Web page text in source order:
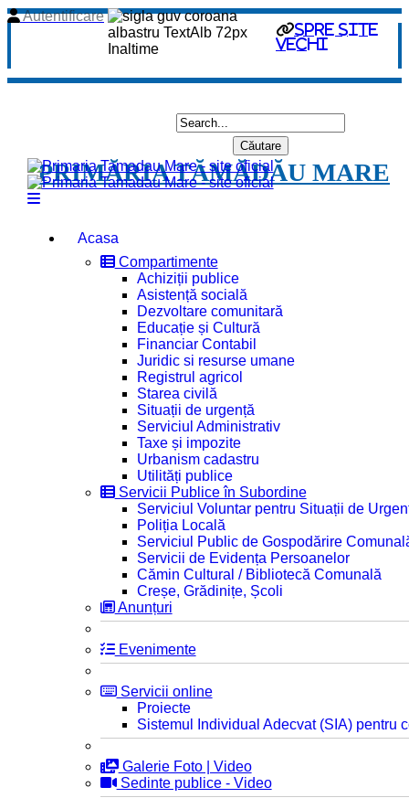
spre site
vechi
Autentificare
PRIMĂRIA TĂMĂDĂU MARE
Acasa
Compartimente
Achiziții publice
Asistență socială
Dezvoltare comunitară
Educație și Cultură
Financiar Contabil
Juridic si resurse umane
Registrul agricol
Starea civilă
Situații de urgență
Serviciul Administrativ
Taxe și impozite
Urbanism cadastru
Utilități publice
Servicii Publice în Subordine
Serviciul Voluntar pentru Situații de
Poliția Locală
Serviciul Public de Gospodărire
Servicii de Evidența Persoanelor
Cămin Cultural / Bibliotecă Comunală
Creșe, Grădinițe, Școli
Anunțuri
Evenimente
Servicii online
Proiecte
Sistemul Individual Adecvat (SIA) pentru
Galerie Foto | Video
Sedinte publice - Video